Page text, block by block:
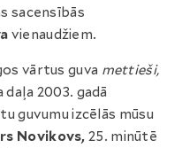
sacensībās
vienaudžiem.
vārtus guva mettieši,
2003. gadā
guvumu izcēlās mūsu
Novikovs, 25. minūtē